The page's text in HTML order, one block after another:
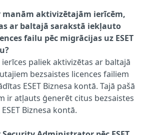
manām aktivizētajām ierīcēm,
ar baltajā sarakstā iekļauto
failu pēc migrācijas uz ESET
paliek aktivizētas ar baltajā
bezsaistes licences failiem
ESET Biznesa kontā. Tajā pašā
ir atļauts ģenerēt citus bezsaistes
Biznesa kontā.